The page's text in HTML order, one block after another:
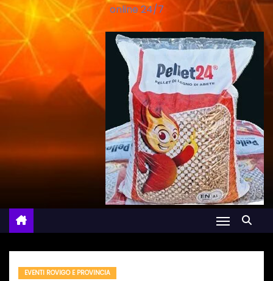
online 24/7
EVENTI ROVIGO E PROVINCIA